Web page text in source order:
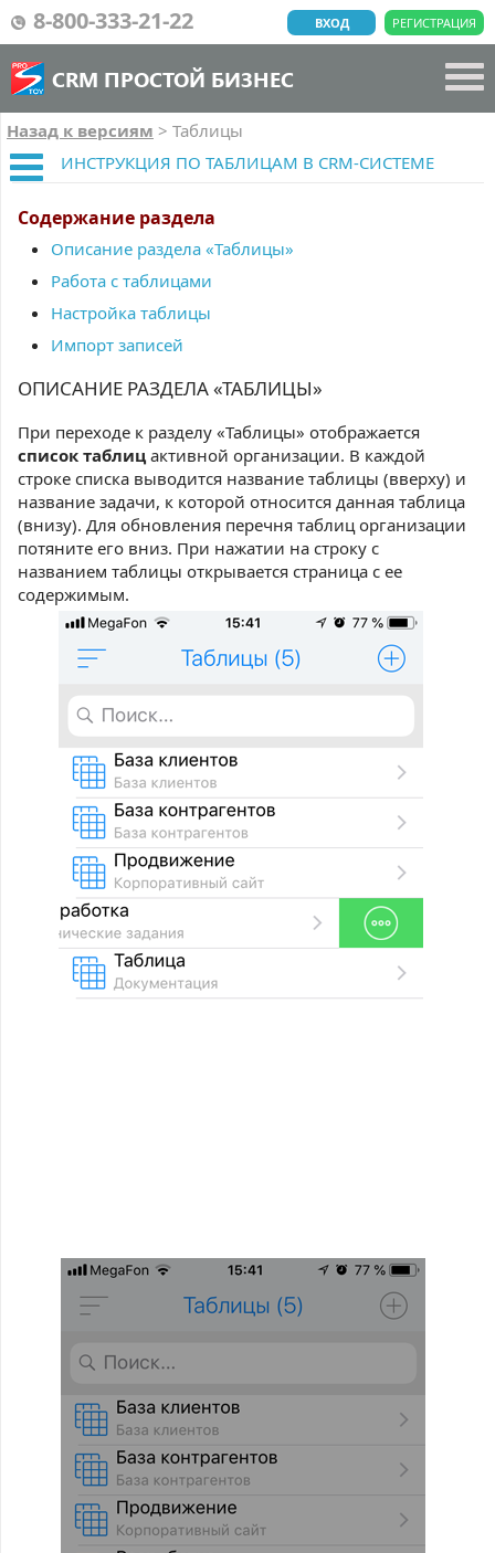
8-800-333-21-22 РЕГИСТРАЦИЯ
ВХОД
CRM ПРОСТОЙ БИЗНЕС
Назад к версиям > Таблицы
ИНСТРУКЦИЯ ПО ТАБЛИЦАМ В CRM-СИСТЕМЕ
Содержание раздела
Описание раздела «Таблицы»
Работа с таблицами
Настройка таблицы
Импорт записей
ОПИСАНИЕ РАЗДЕЛА «ТАБЛИЦЫ»
При переходе к разделу «Таблицы» отображается
список таблицактивной организации. В каждой
строке списка выводится название таблицы (вверху) и
название задачи, к которой относится данная таблица
(внизу). Для обновления перечня таблиц организации
потяните его вниз. При нажатии на строку с
названием таблицы открывается страница с ее
содержимым.